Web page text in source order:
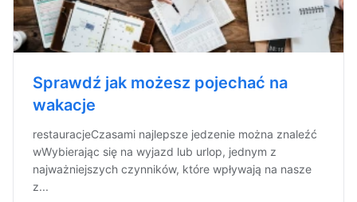
Sprawdź jak możesz pojechać na
wakacje
restauracjeCzasami najlepsze jedzenie można znaleźć
wWybierając się na wyjazd lub urlop, jednym z
najważniejszych czynników, które wpływają na nasze
z...